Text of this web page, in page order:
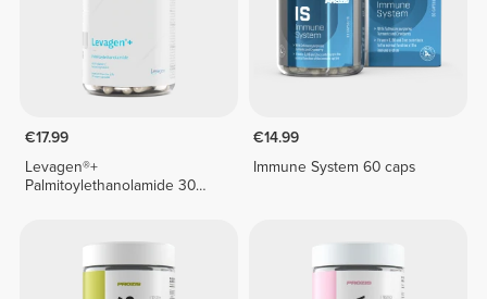
€17.99
Levagen®+
Palmitoylethanolamide 30
€14.99
Immune System 60 caps